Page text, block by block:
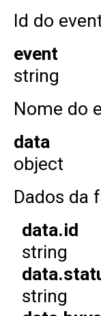
Id do
event
string
Nome do
data
object
Dados da
data.id
string
string